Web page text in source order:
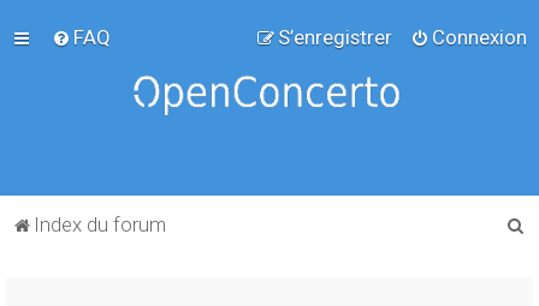
FAQ Connexion
S’enregistrer
Index du forum